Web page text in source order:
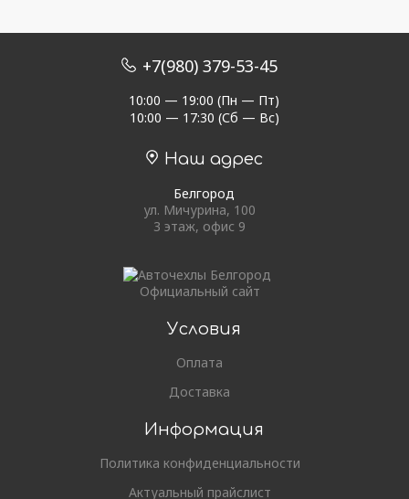
+7(980) 379-53-45
10:00 — 19:00 (Пн — Пт)
10:00 — 17:30 (Сб — Вс)
Наш адрес
Белгород
ул. Мичурина, 100
3 этаж, офис 9
Официальный сайт
Условия
Оплата
Доставка
Информация
Политика конфиденциальности
Актуальный прайслист